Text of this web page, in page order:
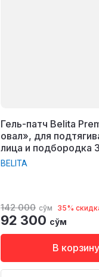
Гель-патч Belita
овал», для
лица и подбородка
BELITA
142 000 сўм 35%
92 300 сўм
В корзину